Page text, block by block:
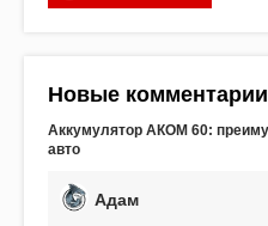
Новые комментарии
Аккумулятор АКОМ 60:
авто
Адам